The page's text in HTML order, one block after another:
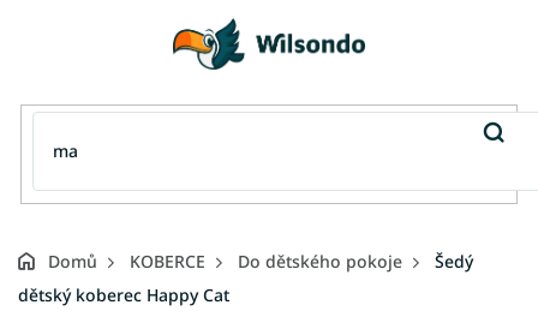
Domů KOBERCE Do dětského pokoje
Šedý
dětský koberec Happy Cat